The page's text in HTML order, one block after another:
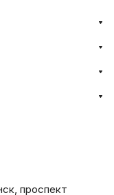
проспект